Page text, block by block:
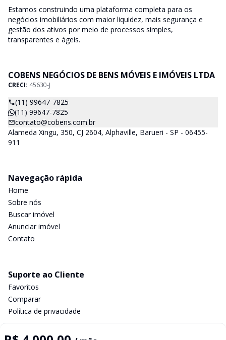
Estamos construindo uma plataforma completa para os
negócios imobiliários com maior liquidez, mais segurança e
gestão dos ativos por meio de processos simples,
transparentes e ágeis.
COBENS NEGÓCIOS DE BENS MÓVEIS E IMÓVEIS LTDA
CRECI: 45630-J
(11) 99647-7825
(11) 99647-7825
contato@cobens.com.br
Alameda Xingu, 350, CJ 2604, Alphaville, Barueri - SP - 06455-
911
Navegação rápida
Home
Sobre nós
Buscar imóvel
Anunciar imóvel
Contato
Suporte ao Cliente
Favoritos
Comparar
Política de privacidade